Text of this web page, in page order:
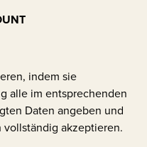
indem sie
alle im entsprechenden
Daten angeben und
akzeptieren.